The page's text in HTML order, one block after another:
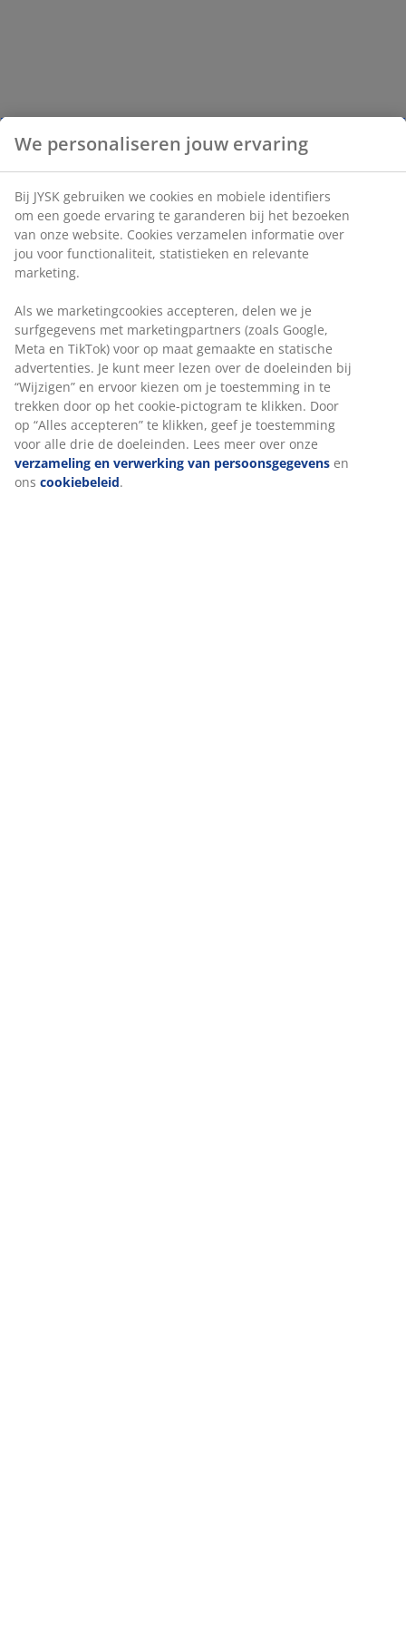
We personaliseren jouw ervaring
Bij JYSK gebruiken we cookies en mobiele identifiers
om een goede ervaring te garanderen bij het bezoeken
van onze website. Cookies verzamelen informatie over
jou voor functionaliteit, statistieken en relevante
marketing.
Als we marketingcookies accepteren, delen we je
surfgegevens met marketingpartners (zoals Google,
Meta en TikTok) voor op maat gemaakte en statische
advertenties. Je kunt meer lezen over de doeleinden bij
“Wijzigen” en ervoor kiezen om je toestemming in te
trekken door op het cookie-pictogram te klikken. Door
op “Alles accepteren” te klikken, geef je toestemming
voor alle drie de doeleinden. Lees meer over onze
verzameling en verwerking van persoonsgegevens en
ons cookiebeleid.